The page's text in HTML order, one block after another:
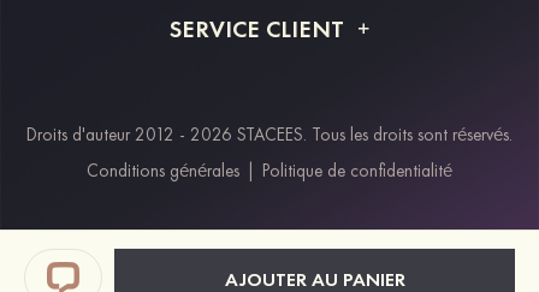
AJOUTER AU PANIER
Retour et remboursement
SERVICE CLIENT
Modes de paiement
Klarna
Paypal
Droits d'auteur 2012 - 2026 STACEES. Tous les droits sont réservés.
Conditions générales | Politique de confidentialité